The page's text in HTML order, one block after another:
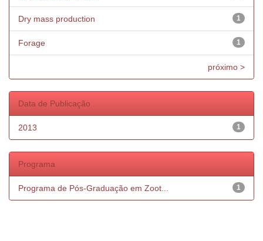
1
Dry mass production
1
Forage
próximo >
Data de Publicação
1
2013
Programa
1
Programa de Pós-Graduação em Zoot...